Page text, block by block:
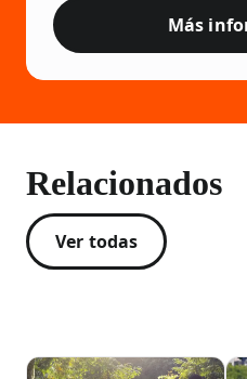
(liso y seco) utiliza una
seco que seca al
sensación suave y seca,
Más
Relacionados
Ver todas